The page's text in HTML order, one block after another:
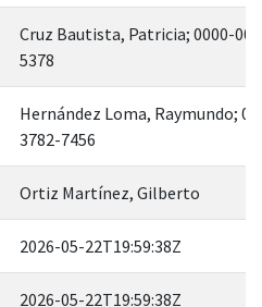
Cruz Bautista, Patricia; 0000-
5378
Hernández Loma, Raymundo;
3782-7456
Ortiz Martínez, Gilberto
2026-05-22T19:59:38Z
2026-05-22T19:59:38Z